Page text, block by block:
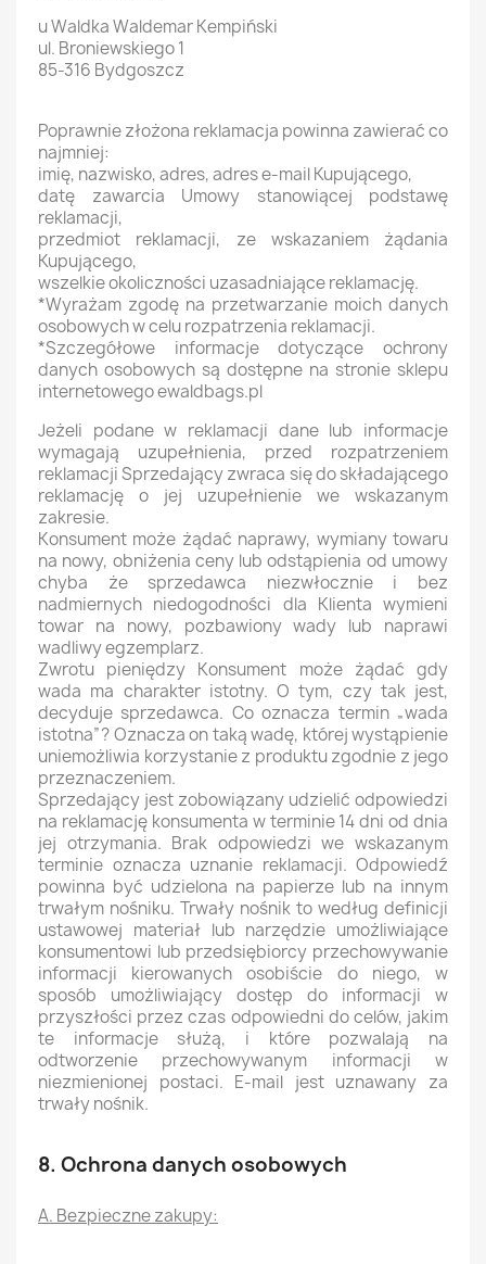
u Waldka Waldemar Kempiński
ul. Broniewskiego 1
85-316 Bydgoszcz
Poprawnie złożona reklamacja powinna zawierać co
najmniej:
imię, nazwisko, adres, adres e-mail Kupującego,
datę zawarcia Umowy stanowiącej podstawę
reklamacji,
przedmiot reklamacji, ze wskazaniem żądania
Kupującego,
wszelkie okoliczności uzasadniające reklamację.
*Wyrażam zgodę na przetwarzanie moich danych
osobowych w celu rozpatrzenia reklamacji.
*Szczegółowe informacje dotyczące ochrony
danych osobowych są dostępne na stronie sklepu
internetowego ewaldbags.pl
Jeżeli podane w reklamacji dane lub informacje
wymagają uzupełnienia, przed rozpatrzeniem
reklamacji Sprzedający zwraca się do składającego
reklamację o jej uzupełnienie we wskazanym
zakresie.
Konsument może żądać naprawy, wymiany towaru
na nowy, obniżenia ceny lub odstąpienia od umowy
chyba że sprzedawca niezwłocznie i bez
nadmiernych niedogodności dla Klienta wymieni
towar na nowy, pozbawiony wady lub naprawi
wadliwy egzemplarz.
Zwrotu pieniędzy Konsument może żądać gdy
wada ma charakter istotny. O tym, czy tak jest,
decyduje sprzedawca. Co oznacza termin „wada
istotna”? Oznacza on taką wadę, której wystąpienie
uniemożliwia korzystanie z produktu zgodnie z jego
przeznaczeniem.
Sprzedający jest zobowiązany udzielić odpowiedzi
na reklamację konsumenta w terminie 14 dni od dnia
jej otrzymania. Brak odpowiedzi we wskazanym
terminie oznacza uznanie reklamacji. Odpowiedź
powinna być udzielona na papierze lub na innym
trwałym nośniku. Trwały nośnik to według definicji
ustawowej materiał lub narzędzie umożliwiające
konsumentowi lub przedsiębiorcy przechowywanie
informacji kierowanych osobiście do niego, w
sposób umożliwiający dostęp do informacji w
przyszłości przez czas odpowiedni do celów, jakim
te informacje służą, i które pozwalają na
odtworzenie przechowywanym informacji w
niezmienionej postaci. E-mail jest uznawany za
trwały nośnik.
8. Ochrona danych osobowych
A. Bezpieczne zakupy: